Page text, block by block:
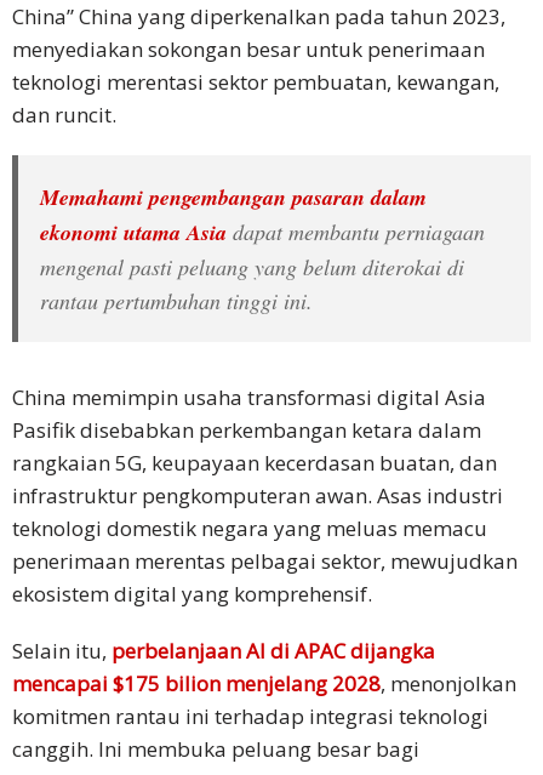
China” China yang diperkenalkan pada tahun 2023,
menyediakan sokongan besar untuk penerimaan
teknologi merentasi sektor pembuatan, kewangan,
dan runcit.
Memahami pengembangan pasaran dalam
ekonomi utama Asia dapat membantu perniagaan
mengenal pasti peluang yang belum diterokai di
rantau pertumbuhan tinggi ini.
China memimpin usaha transformasi digital Asia
Pasifik disebabkan perkembangan ketara dalam
rangkaian 5G, keupayaan kecerdasan buatan, dan
infrastruktur pengkomputeran awan. Asas industri
teknologi domestik negara yang meluas memacu
penerimaan merentas pelbagai sektor, mewujudkan
ekosistem digital yang komprehensif.
Selain itu, perbelanjaan AI di APAC dijangka
mencapai $175 bilion menjelang 2028, menonjolkan
komitmen rantau ini terhadap integrasi teknologi
canggih. Ini membuka peluang besar bagi